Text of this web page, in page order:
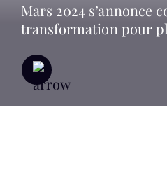
Mars 2024 s’annonce
transformation pour